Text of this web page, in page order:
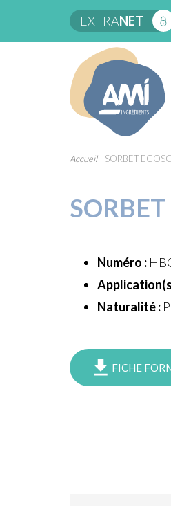
EXTRANET
Accueil| SORBET
Numéro :
Naturalité :
FICHE